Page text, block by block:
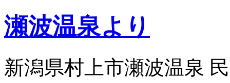
瀬波温泉より
新潟県村上市瀬波温泉